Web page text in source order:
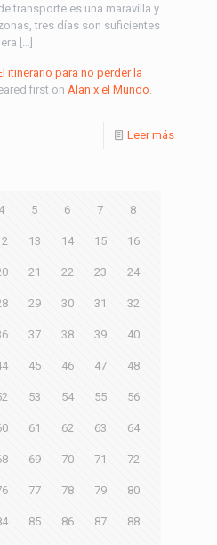
transporte es una maravilla y
tres días son suficientes
[…]
itinerario para no perder la
first on Alan x el Mundo.
Leer más
4 5 6 7 8
13 14 15 16
21 22 23 24
29 30 31 32
37 38 39 40
45 46 47 48
53 54 55 56
61 62 63 64
69 70 71 72
77 78 79 80
85 86 87 88